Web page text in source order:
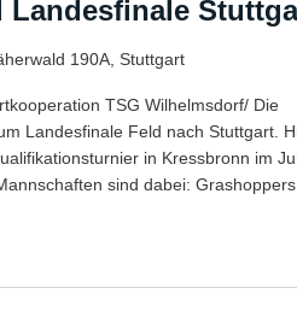
Landesfinale
190A, Stuttgart
TSG Wilhelmsdorf/ Die
Landesfinale Feld nach Stuttgart.
in Kressbronn im
sind dabei: